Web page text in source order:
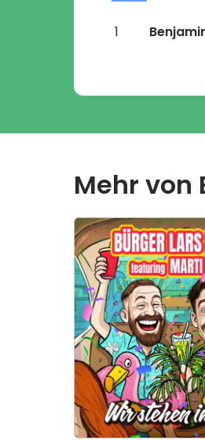
1
Mehr von